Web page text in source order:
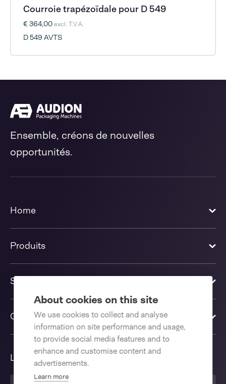
About cookies on this site
We use cookies to collect and analyse
information on site performance and usage,
to provide social media features and to
enhance and customise content and
advertisements.
Learn more
Courroie trapézoïdale pour D 549
€ 364,00excl. T.V.A.
D 549 AVTS
Ensemble, créons de nouvelles
opportunités.
Home
Produits
Solutions
Contactez-nous
Langue